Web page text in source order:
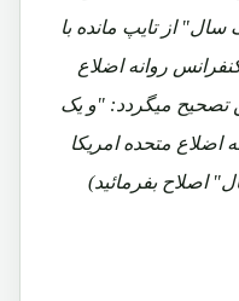
از تایپ مانده با
روانه اضلاع
تصحیح میگردد: "و یک
متحده امریکا
اصلاح بفرمائید)